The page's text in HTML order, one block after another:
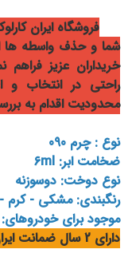
فروشگاه ایران
شما و حذف واسطه ها
خریداران عزیز
راحتی در انتخاب و
محدودیت اقدام به
نوع : چرم 090
ضخامت ابر: 6ml
نوع دوخت: دوسوزنه
رنگبندی: مشکی - کرم
موجود برای خودروهای:
دارای 2 سال ضمانت ایران کارلوکس